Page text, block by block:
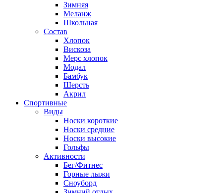
Зимняя
Меланж
Школьная
Состав
Хлопок
Вискоза
Мерс хлопок
Модал
Бамбук
Шерсть
Акрил
Спортивные
Виды
Носки короткие
Носки средние
Носки высокие
Гольфы
Активности
Бег/Фитнес
Горные лыжи
Сноуборд